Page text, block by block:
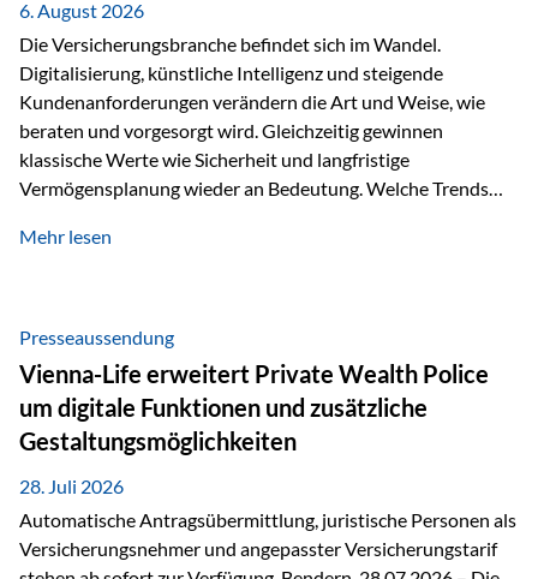
6. August 2026
Die Versicherungsbranche befindet sich im Wandel.
Digitalisierung, künstliche Intelligenz und steigende
Kundenanforderungen verändern die Art und Weise, wie
beraten und vorgesorgt wird. Gleichzeitig gewinnen
klassische Werte wie Sicherheit und langfristige
Vermögensplanung wieder an Bedeutung. Welche Trends
Blick behalten? Digitalisierung und KI verändern die
administrative Aufgaben, beschleunigen Abläufe und
schaffen mehr Zeit für das Wesentliche: die persönliche
Beratung. Gerade deshalb wird die individuelle Betreuung
zum entscheidenden Erfolgsfaktor. Technologie kann
unterstützen, Vertrauen entsteht jedoch weiterhin im
persönlichen Gespräch. Bei der Vienna-Life reagieren…
Mehr lesen
Presseaussendung
Vienna-Life erweitert Private Wealth Police
um digitale Funktionen und zusätzliche
Gestaltungsmöglichkeiten
28. Juli 2026
Automatische Antragsübermittlung, juristische Personen als
Versicherungsnehmer und angepasster Versicherungstarif